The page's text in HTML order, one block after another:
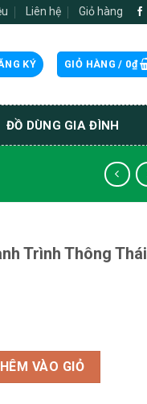
Liên hệ Giỏ hàng
KÝ
GIỎ HÀNG / 0₫
ĐỒ DÙNG GIA ĐÌNH
Trình Thông Thái
Thông Thái số lượng
VÀO GIỎ